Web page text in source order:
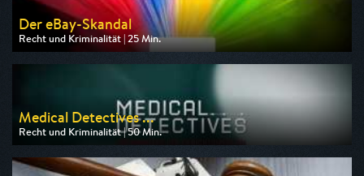
Der eBay-Skandal
Recht und Kriminalität | 25 Min.
Ausgestrahlt von ZDF info
am 06.08.2026, 20:15
Medical Detectives ...
Recht und Kriminalität | 50 Min.
Ausgestrahlt von Nitro
am 08.08.2026, 20:15